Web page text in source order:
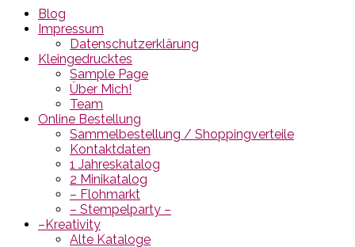
Blog
Impressum
Datenschutzerklärung
Kleingedrucktes
Sample Page
Über Mich!
Team
Online Bestellung
Sammelbestellung / Shoppingverteile
Kontaktdaten
1 Jahreskatalog
2 Minikatalog
– Flohmarkt
– Stempelparty –
–Kreativity
Alte Kataloge